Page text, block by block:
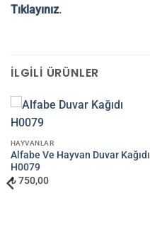
Tıklayınız.
İLGILI ÜRÜNLER
HAYVANLAR
Alfabe Ve Hayvan Duvar Kağıdı
H0079
₺ 750,00